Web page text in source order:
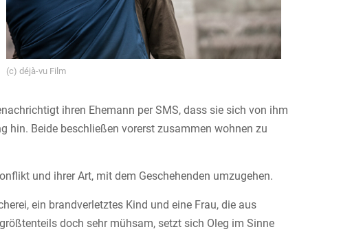
(c) déjà-vu Film
ihren Ehemann per SMS, dass sie sich von ihm
hin. Beide beschließen vorerst zusammen wohnen zu
und ihrer Art, mit dem Geschehenden umzugehen.
ein brandverletztes Kind und eine Frau, die aus
doch sehr mühsam, setzt sich Oleg im Sinne